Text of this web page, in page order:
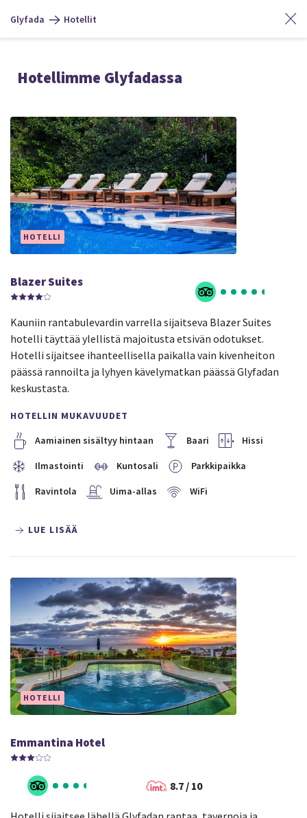
Glyfada Hotellit
Hotellimme Glyfadassa
HOTELLI
Blazer Suites
Kauniin rantabulevardin varrella sijaitseva Blazer Suites
hotelli täyttää ylellistä majoitusta etsivän odotukset.
Hotelli sijaitsee ihanteellisella paikalla vain kivenheiton
päässä rannoilta ja lyhyen kävelymatkan päässä Glyfadan
keskustasta.
HOTELLIN MUKAVUUDET
Aamiainen sisältyy hintaan
Baari Hissi
Ilmastointi Kuntosali Parkkipaikka
Ravintola Uima-allas WiFi
LUE LISÄÄ
HOTELLI
Emmantina Hotel
8.7 / 10